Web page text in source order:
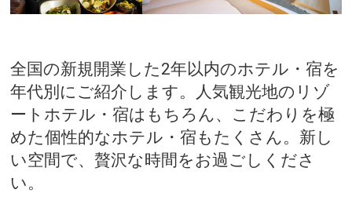
全国の新規開業した2年以内のホテル・宿を
年代別にご紹介します。人気観光地のリゾ
ートホテル・宿はもちろん、こだわりを極
めた個性的なホテル・宿もたくさん。新し
い空間で、贅沢な時間をお過ごしくださ
い。